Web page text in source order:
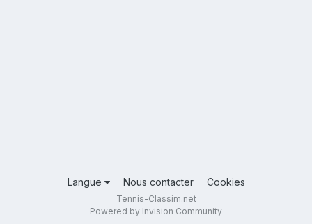
Langue Nous contacter Cookies
Tennis-Classim.net
Powered by Invision Community